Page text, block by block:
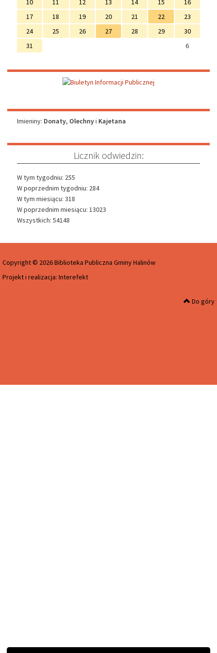
17
18 19 20 21 22
23
24
25 26 27 28 29
30
31
6
Imieniny
Imieniny: Donaty, Olechnyi Kajetana
Licznik odwiedzin:
W tym tygodniu: 255
W poprzednim tygodniu: 284
W tym miesiącu: 318
W poprzednim miesiącu: 13023
Wszystkich: 54148
Copyright © 2026 Biblioteka Publiczna Gminy Halinów
Projekt i realizacja: Interefekt
Do góry